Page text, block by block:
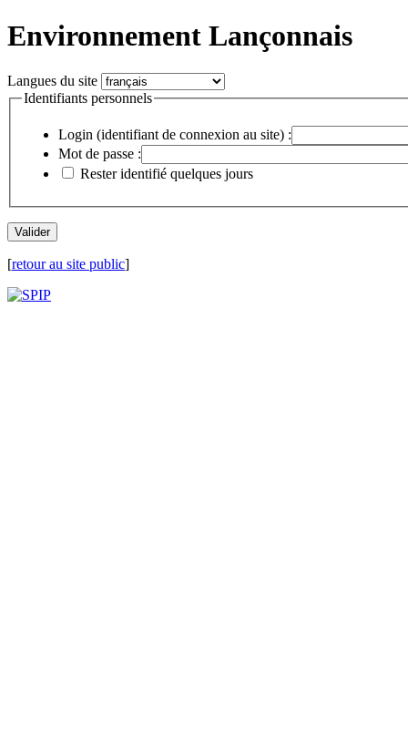
Environnement Lançonnais
Langues du site
Identifiants personnels
Login (identifiant de connexion au site) :
Mot de passe :
Rester identifié quelques jours
[retour au site public]